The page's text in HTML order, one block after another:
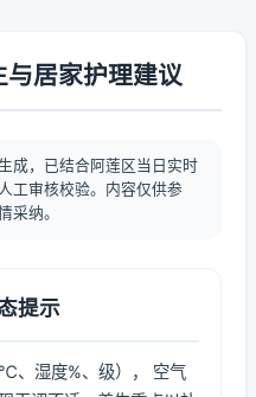
与居家护理建议
成，已结合阿莲区当日实时
工审核校验。内容仅供参
采纳。
提示
、湿度%、级）， 空气